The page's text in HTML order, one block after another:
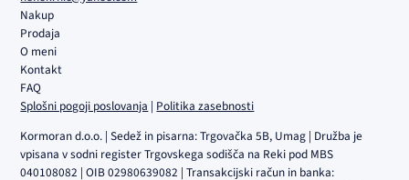
Nakup
Prodaja
O meni
Kontakt
FAQ
Splošni pogoji poslovanja | Politika zasebnosti
Kormoran d.o.o. | Sedež in pisarna: Trgovačka 5B, Umag | Družba je
vpisana v sodni register Trgovskega sodišča na Reki pod MBS
040108082 | OIB 02980639082 | Transakcijski račun in banka: